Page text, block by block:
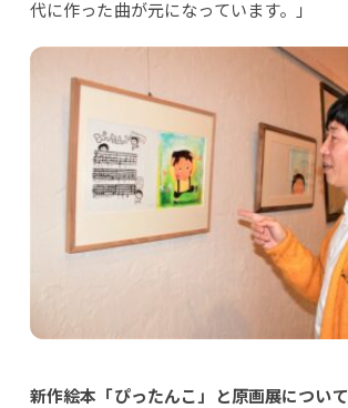
代に作った曲が元になっています。」
新作絵本「ぴったんこ」と原画展について